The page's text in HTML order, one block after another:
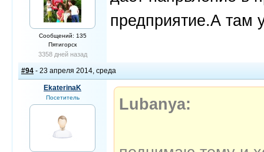
Сообщений: 135
Пятигорск
3358 дней назад
предприятие.А там
#94 - 23 апреля 2014, среда
EkaterinaK
Посетитель Lubanya: